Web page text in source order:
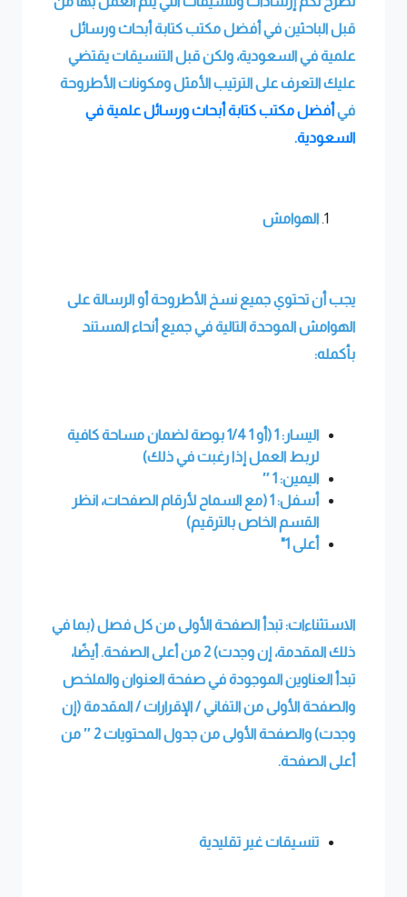
قبل الباحثين في أفضل مكتب كتابة أبحاث ورسائل
علمية في السعودية، ولكن قبل التنسيقات يقتضي
عليك التعرف على الترتيب الأمثل ومكونات الأطروحة
فيأفضل مكتب كتابة أبحاث ورسائل علمية في
السعودية.
الهوامش
يجب أن تحتوي جميع نسخ الأطروحة أو الرسالة على
الهوامش الموحدة التالية في جميع أنحاء المستند
بأكمله:
اليسار: 1 (أو 1 1/4 بوصة لضمان مساحة كافية
لربط العمل إذا رغبت في ذلك)
اليمين: 1
″
أسفل: 1 (مع السماح لأرقام الصفحات، انظر
القسم الخاص بالترقيم)
أعلى 1 "
الاستثناءات: تبدأ الصفحة الأولى من كل فصل (بما في
ذلك المقدمة، إن وجدت) 2 من أعلى الصفحة. أيضًا،
تبدأ العناوين الموجودة في صفحة العنوان والملخص
والصفحة الأولى من التفاني / الإقرارات / المقدمة (إن
وجدت) والصفحة الأولى من جدول المحتويات 2
″من
أعلى الصفحة.
تنسيقات غير تقليدية